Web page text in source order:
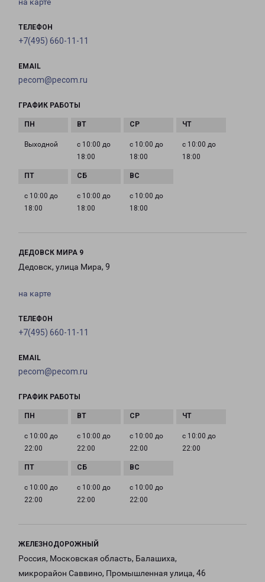
на карте
ТЕЛЕФОН
+7(495) 660-11-11
EMAIL
pecom@pecom.ru
ГРАФИК РАБОТЫ
Выходной
с 10:00 до
18:00
с 10:00 до
18:00
с 10:00 до
18:00
с 10:00 до
18:00
с 10:00 до
18:00
с 10:00 до
18:00
ДЕДОВСК МИРА 9
Дедовск, улица Мира, 9
на карте
ТЕЛЕФОН
+7(495) 660-11-11
EMAIL
pecom@pecom.ru
ГРАФИК РАБОТЫ
с 10:00 до
22:00
с 10:00 до
22:00
с 10:00 до
22:00
с 10:00 до
22:00
с 10:00 до
22:00
с 10:00 до
22:00
с 10:00 до
22:00
ЖЕЛЕЗНОДОРОЖНЫЙ
Россия, Московская область, Балашиха,
микрорайон Саввино, Промышленная улица, 46